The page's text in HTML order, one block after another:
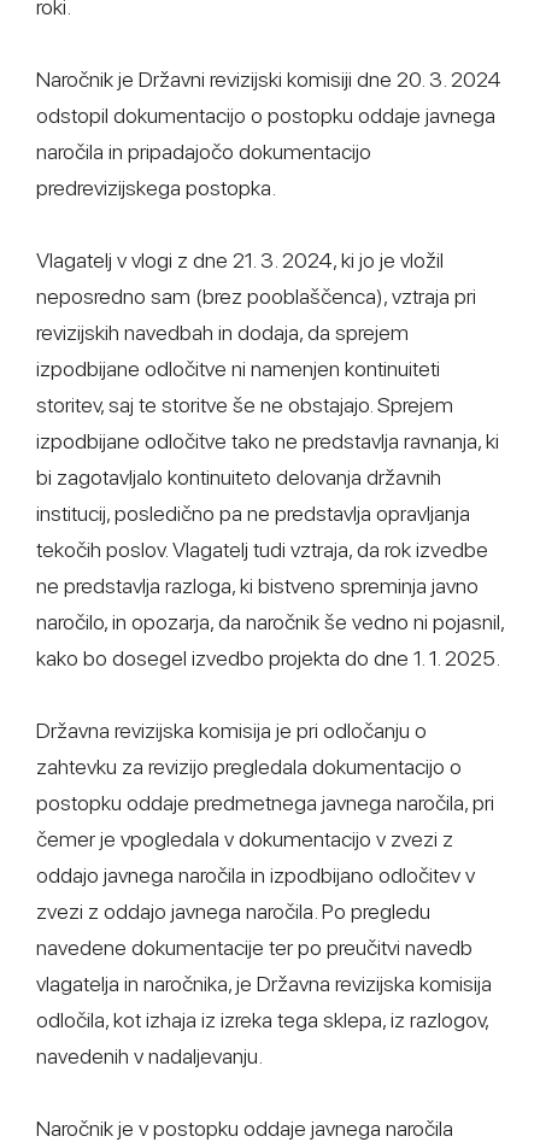
roki.
Naročnik je Državni revizijski komisiji dne 20. 3. 2024
odstopil dokumentacijo o postopku oddaje javnega
naročila in pripadajočo dokumentacijo
predrevizijskega postopka.
Vlagatelj v vlogi z dne 21. 3. 2024, ki jo je vložil
neposredno sam (brez pooblaščenca), vztraja pri
revizijskih navedbah in dodaja, da sprejem
izpodbijane odločitve ni namenjen kontinuiteti
storitev, saj te storitve še ne obstajajo. Sprejem
izpodbijane odločitve tako ne predstavlja ravnanja, ki
bi zagotavljalo kontinuiteto delovanja državnih
institucij, posledično pa ne predstavlja opravljanja
tekočih poslov. Vlagatelj tudi vztraja, da rok izvedbe
ne predstavlja razloga, ki bistveno spreminja javno
naročilo, in opozarja, da naročnik še vedno ni pojasnil,
kako bo dosegel izvedbo projekta do dne 1. 1. 2025.
Državna revizijska komisija je pri odločanju o
zahtevku za revizijo pregledala dokumentacijo o
postopku oddaje predmetnega javnega naročila, pri
čemer je vpogledala v dokumentacijo v zvezi z
oddajo javnega naročila in izpodbijano odločitev v
zvezi z oddajo javnega naročila. Po pregledu
navedene dokumentacije ter po preučitvi navedb
vlagatelja in naročnika, je Državna revizijska komisija
odločila, kot izhaja iz izreka tega sklepa, iz razlogov,
navedenih v nadaljevanju.
Naročnik je v postopku oddaje javnega naročila